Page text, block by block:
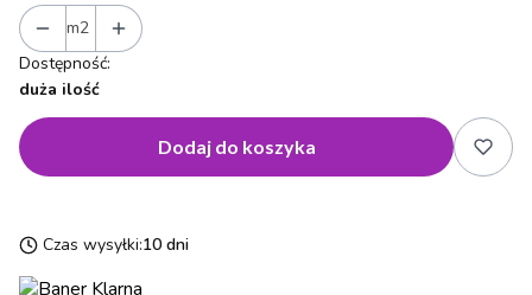
m2
Dostępność:
duża ilość
Dodaj do koszyka
Czas wysyłki:10 dni